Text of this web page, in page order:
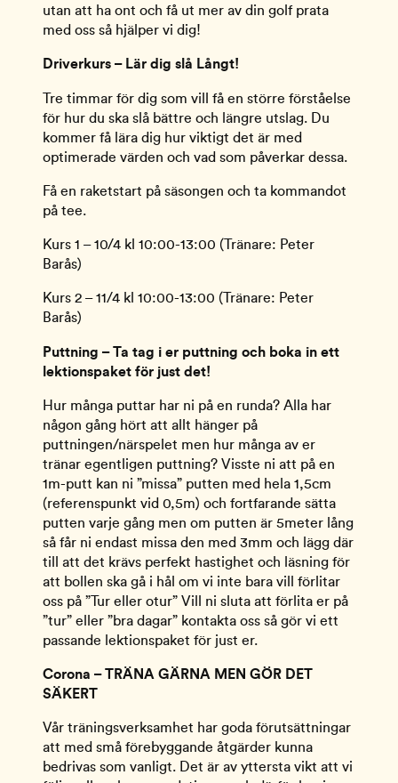
utan att ha ont och få ut mer av din golf prata
med oss så hjälper vi dig!
Driverkurs – Lär dig slå Långt!
Tre timmar för dig som vill få en större förståelse
för hur du ska slå bättre och längre utslag. Du
kommer få lära dig hur viktigt det är med
optimerade värden och vad som påverkar dessa.
Få en raketstart på säsongen och ta kommandot
på tee.
Kurs 1 – 10/4 kl 10:00-13:00 (Tränare: Peter
Barås)
Kurs 2 – 11/4 kl 10:00-13:00 (Tränare: Peter
Barås)
Puttning – Ta tag i er puttning och boka in ett
lektionspaket för just det!
Hur många puttar har ni på en runda? Alla har
någon gång hört att allt hänger på
puttningen/närspelet men hur många av er
tränar egentligen puttning? Visste ni att på en
1m-putt kan ni ”missa” putten med hela 1,5cm
(referenspunkt vid 0,5m) och fortfarande sätta
putten varje gång men om putten är 5meter lång
så får ni endast missa den med 3mm och lägg där
till att det krävs perfekt hastighet och läsning för
att bollen ska gå i hål om vi inte bara vill förlitar
oss på ”Tur eller otur” Vill ni sluta att förlita er på
”tur” eller ”bra dagar” kontakta oss så gör vi ett
passande lektionspaket för just er.
Corona – TRÄNA GÄRNA MEN GÖR DET
SÄKERT
Vår träningsverksamhet har goda förutsättningar
att med små förebyggande åtgärder kunna
bedrivas som vanligt. Det är av yttersta vikt att vi